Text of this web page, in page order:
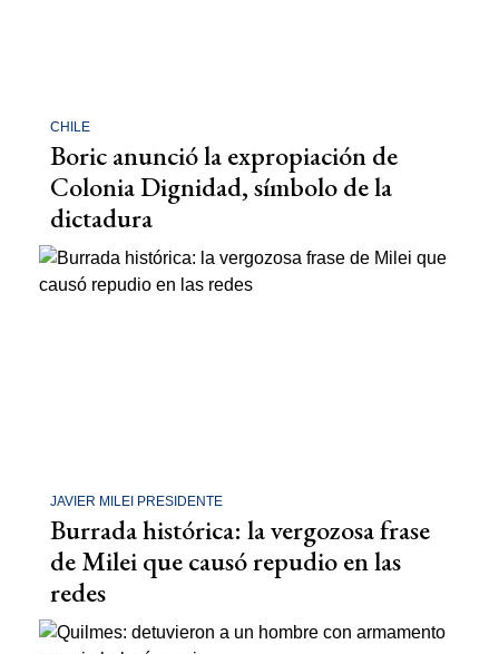
CHILE
Boric anunció la expropiación de
Colonia Dignidad, símbolo de la
dictadura
JAVIER MILEI PRESIDENTE
Burrada histórica: la vergozosa frase
de Milei que causó repudio en las
redes